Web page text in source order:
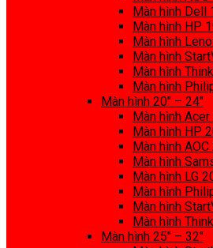
Màn hình Dell
Màn hình HP
Màn hình
Màn hình
Màn hình
Màn hình
Màn hình 20″ – 24″
Màn hình Acer
Màn hình HP
Màn hình AOC
Màn hình
Màn hình LG
Màn hình
Màn hình
Màn hình
Màn hình 25″ – 32″